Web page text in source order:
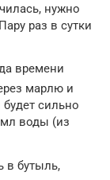
нужно
раз в сутки
времени
марлю и
сильно
воды (из
в бутыль,